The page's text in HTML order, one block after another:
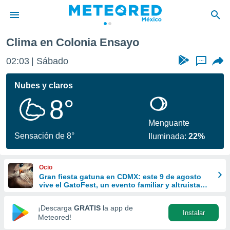
de
ha sido
calidad.
a este
las
y
forma
digital
basada
Clima en Colonia Ensayo
02:03 Sábado ...
Nubes y claros
8°
Sensación de 8°
Menguante
Iluminada:22%
Ocio
Gran fiesta gatuna en CDMX: este 9 de agosto
vive el GatoFest, un evento familiar y altruista
¡Descarga GRATIS la app de
Meteored!
Instalar